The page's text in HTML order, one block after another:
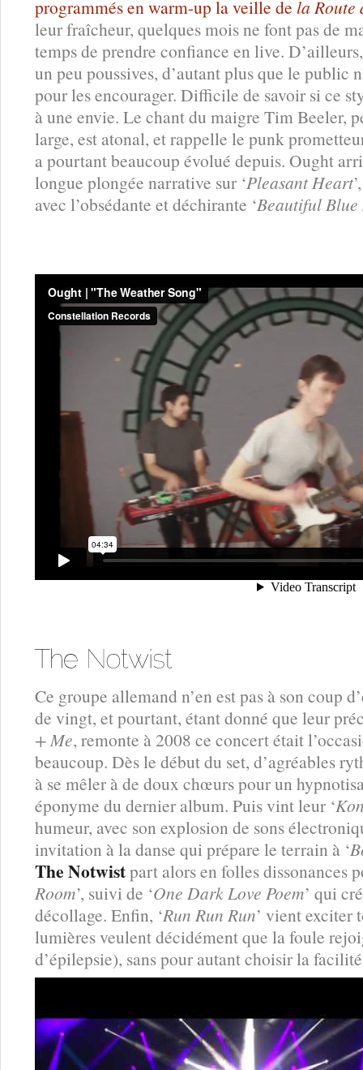
programmés en warm-up la veille de la Route
leur fraîcheur, quelques mois ne font pas de
temps de prendre confiance en live.
un peu poussives, d’autant plus que le public
pour les encourager. Difficile de savoir si ce
à une envie. Le chant du maigre Tim Beeler,
large, est atonal, et rappelle le punk
a pourtant beaucoup évolué depuis. Ought
longue plongée narrative sur ‘Pleasant Heart
avec l’obsédante et déchirante ‘Beautiful Blue
Ce groupe allemand n’en est pas à son coup
de vingt, et pourtant, étant donné que leur
+ Me, remonte à 2008 ce concert était
beaucoup. Dès le début du set, d’agréables
à se mêler à de doux chœurs pour un
éponyme du dernier album. Puis vint leur ‘
humeur, avec son explosion de sons
invitation à la danse qui prépare le terrain à ‘
The Notwistpart alors en folles dissonances
Room’, suivi de ‘One Dark Love Poem’ qui
décollage. Enfin, ‘Run Run Run’ vient exciter
lumières veulent décidément que la foule
d’épilepsie), sans pour autant choisir la